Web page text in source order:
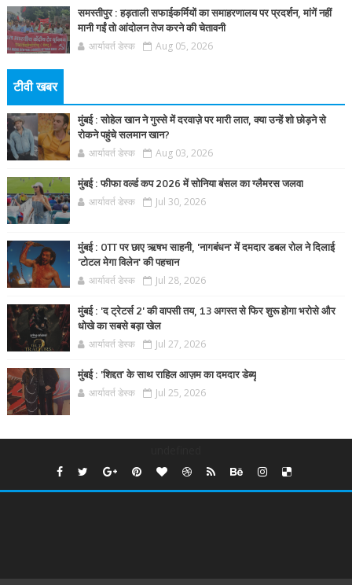
समस्तीपुर : हड़ताली सफाईकर्मियों का समाहरणालय पर प्रदर्शन, मांगें नहीं
मानी गईं तो आंदोलन तेज करने की चेतावनी
आर्यावर्त डेस्क Aug 05, 2026
टीवी खबर
मुंबई : सोहेल खान ने गुस्से में दरवाज़े पर मारी लात, क्या उन्हें शो छोड़ने से
रोकने पहुंचे सलमान खान?
आर्यावर्त डेस्क Aug 03, 2026
मुंबई : फीफा वर्ल्ड कप 2026 में सोनिया बंसल का ग्लैमरस जलवा
आर्यावर्त डेस्क Jul 30, 2026
मुंबई : OTT पर छाए ऋषभ साहनी, 'नागबंधन' में दमदार डबल रोल ने दिलाई
'टोटल मेगा विलेन' की पहचान
आर्यावर्त डेस्क Jul 28, 2026
मुंबई : 'द ट्रेटर्स 2' की वापसी तय, 13 अगस्त से फिर शुरू होगा भरोसे और
धोखे का सबसे बड़ा खेल
आर्यावर्त डेस्क Jul 27, 2026
मुंबई : 'शिद्दत' के साथ राहिल आज़म का दमदार डेब्यू
आर्यावर्त डेस्क Jul 25, 2026